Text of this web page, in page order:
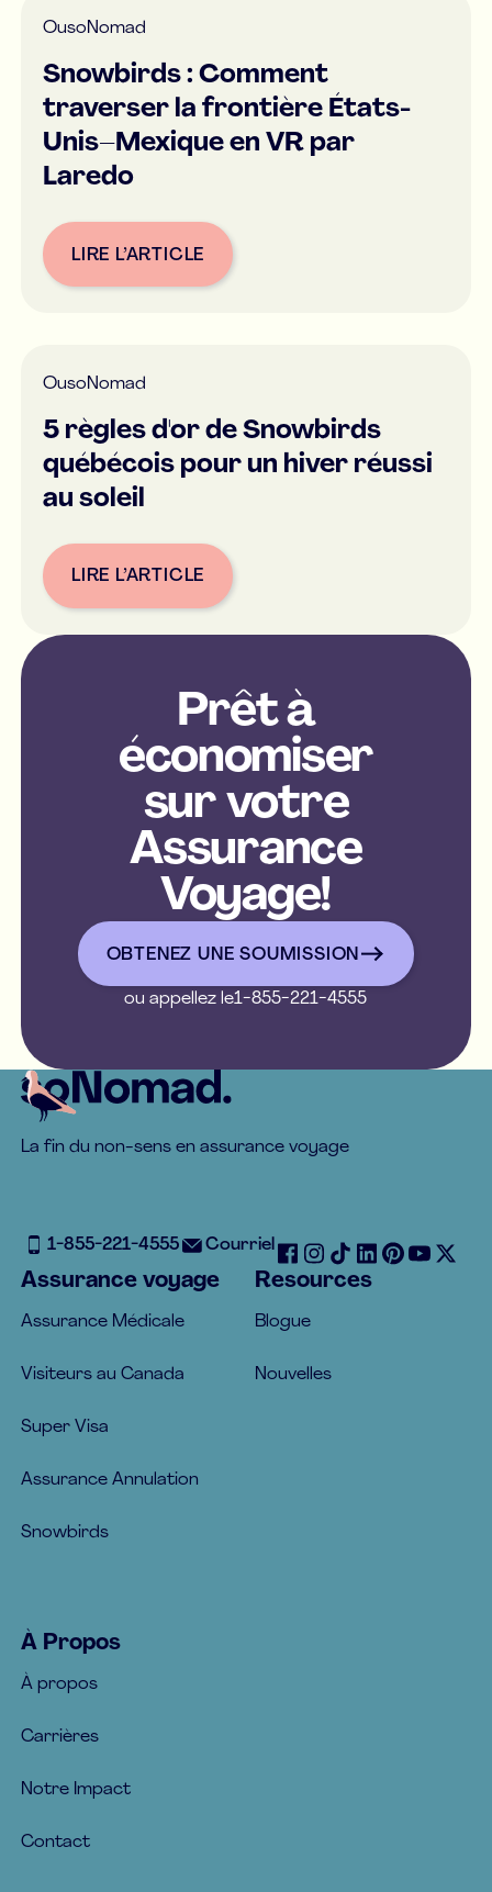
OusoNomad
Snowbirds : Comment
traverser la frontière États-
Unis–Mexique en VR par
Laredo
Button Text
LIRE L’ARTICLE
OusoNomad
5 règles d'or de Snowbirds
québécois pour un hiver réussi
au soleil
Button Text
LIRE L’ARTICLE
Prêt à
économiser
sur votre
Assurance
Voyage!
OBTENEZ UNE
OBTENEZ UNE SOUMISSION
ou appellez le1-855-221-4555
Footer
La fin du non-sens en assurance voyage
1-855-221-4555 Courriel
Assurance voyage
Assurance Médicale
Visiteurs au Canada
Super Visa
Assurance Annulation
Snowbirds
Resources
Blogue
Nouvelles
À Propos
À propos
Carrières
Notre Impact
Contact